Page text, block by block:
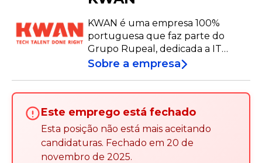
KWAN é uma empresa 100%
portuguesa que faz parte do
Grupo Rupeal, dedicada a IT
Staffing, consultoria e
acreditou numa maneira diferente
de recrutar: tratando as pessoas
com o respeito que merecem. O
nosso objetivo é ser o seu lugar de
referência para conselhos de
Sobre a empresa
Este emprego está fechado
Esta posição não está mais aceitando
candidaturas. Fechado em 20 de
novembro de 2025.